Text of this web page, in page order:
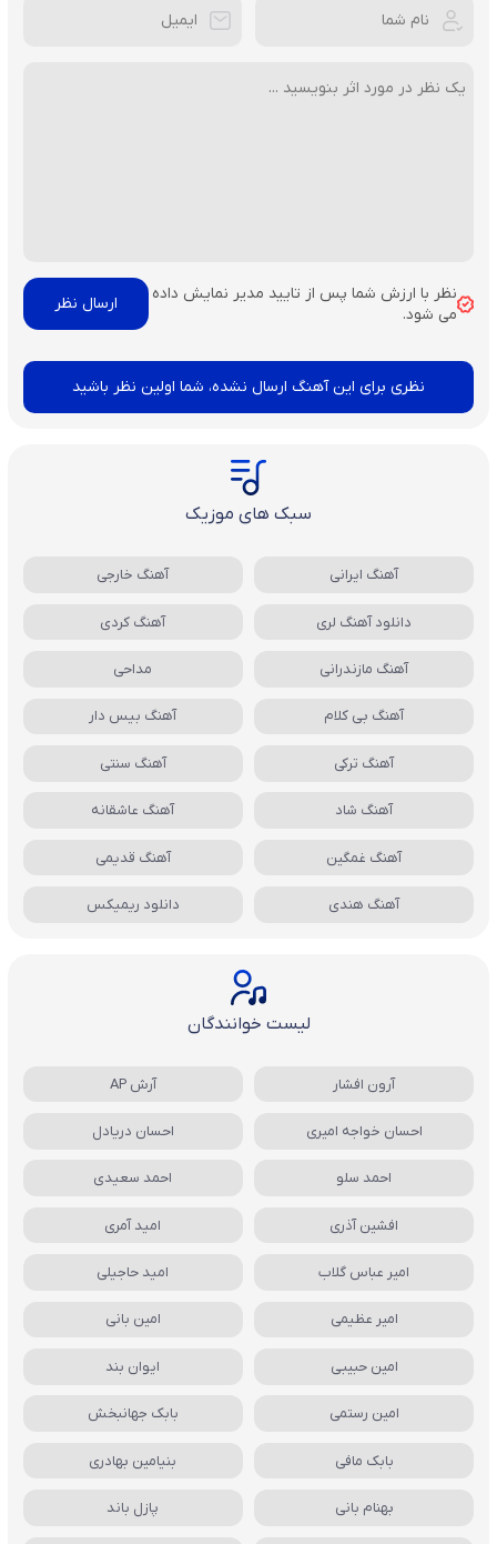
نظر با ارزش شما پس از تایید مدیر نمایش داده
می شود.
نظری برای این آهنگ ارسال نشده، شما اولین نظر باشید
سبک های موزیک
آهنگ ایرانی آهنگ خارجی
دانلود آهنگ لری آهنگ کردی
آهنگ مازندرانی مداحی
آهنگ بی کلام آهنگ بیس دار
آهنگ ترکی آهنگ سنتی
آهنگ شاد آهنگ عاشقانه
آهنگ غمگین آهنگ قدیمی
آهنگ هندی دانلود ریمیکس
لیست خوانندگان
آرون افشار آرش AP
احسان خواجه امیری احسان دریادل
احمد سلو احمد سعیدی
افشین آذری امید آمری
امیر عباس گلاب امید حاجیلی
امیر عظیمی امین بانی
امین حبیبی ایوان بند
امین رستمی بابک جهانبخش
بابک مافی بنیامین بهادری
بهنام بانی پازل باند